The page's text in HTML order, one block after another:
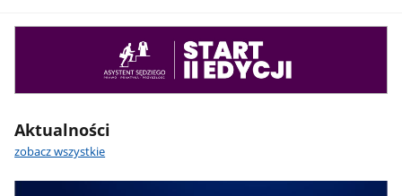
Aktualności
zobacz wszystkie